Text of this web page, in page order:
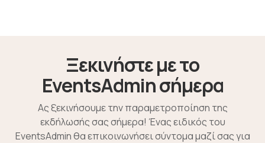
Ξεκινήστε με το
EventsAdmin σήμερα
Ας ξεκινήσουμε την παραμετροποίηση της
εκδήλωσής σας σήμερα! Ένας ειδικός του
EventsAdmin θα επικοινωνήσει σύντομα μαζί σας για